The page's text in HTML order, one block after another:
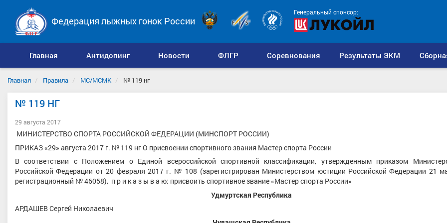
Генеральный спонсор:
Федерация лыжных гонок России
Главная Антидопинг Новости ФЛГР Соревнования Результаты ЭКМ
Главная Правила МС/МСМК № 119 нг
№ 119 НГ
29 августа 2017
МИНИСТЕРСТВО СПОРТА РОССИЙСКОЙ ФЕДЕРАЦИИ (МИНСПОРТ РОССИИ)
ПРИКАЗ «29» августа 2017 г. № 119 нг О присвоении спортивного звания Мастер спорта России
В соответствии с Положением о Единой всероссийской спортивной классификации, утвержденным приказом
Российской Федерации от 20 февраля 2017 г. № 108 (зарегистрирован Министерством юстиции Российской Федерации 21
регистрационный № 46058), п р и к а з ы в а ю: присвоить спортивное звание «Мастер спорта России»
Удмуртская Республика
АРДАШЕВ Сергей Николаевич